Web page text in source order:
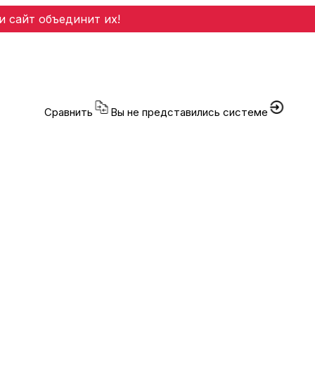
сайт объединит их!
Сравнить Вы не представились системе